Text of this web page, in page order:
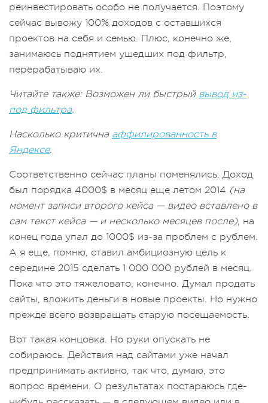
реинвестировать особо не получается. Поэтому
сейчас вывожу 100% доходов с оставшихся
проектов на себя и семью. Плюс, конечно же,
занимаюсь поднятием ушедших под фильтр,
перерабатываю их.
Читайте также: Возможен ли быстрый вывод из-
под фильтра.
Насколько критична аффилированность в
Яндексе.
Соответственно сейчас планы поменялись. Доход
был порядка 4000$ в месяц еще летом 2014 (на
момент записи второго кейса — видео вставлено в
сам текст кейса — и несколько месяцев после) , на
конец года упал до 1000$ из-за проблем с рублем.
А я еще, помню, ставил амбициозную цель к
середине 2015 сделать 1 000 000 рублей в месяц.
Пока что это тяжеловато, конечно. Думал продать
сайты, вложить деньги в новые проекты. Но нужно
прежде всего возвращать старую посещаемость.
Вот такая концовка. Но руки опускать не
собираюсь. Действия над сайтами уже начал
предпринимать активно, так что, думаю, это
вопрос времени. О результатах постараюсь где-